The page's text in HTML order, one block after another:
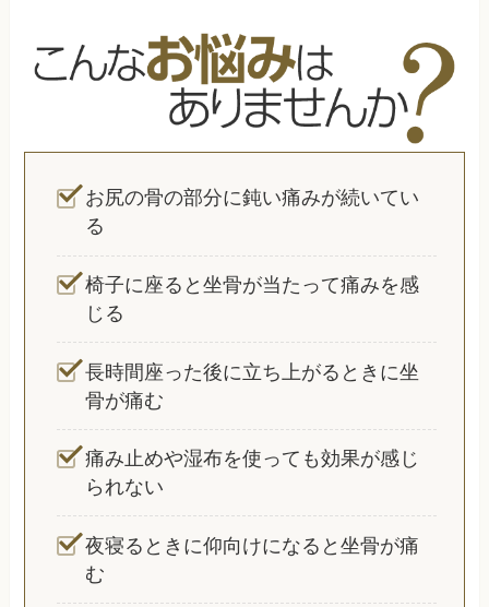
お尻の骨の部分に鈍い痛みが続いてい
る
椅子に座ると坐骨が当たって痛みを感
じる
長時間座った後に立ち上がるときに坐
骨が痛む
痛み止めや湿布を使っても効果が感じ
られない
夜寝るときに仰向けになると坐骨が痛
む